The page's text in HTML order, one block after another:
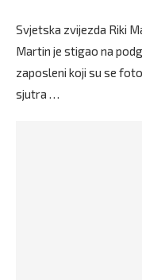
Svjetska zvijezda Riki
Martin je stigao na
zaposleni koji su se
sjutra …